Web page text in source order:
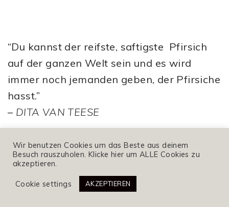
“Du kannst der reifste, saftigste Pfirsich
auf der ganzen Welt sein und es wird
immer noch jemanden geben, der Pfirsiche
hasst.”
– DITA VAN TEESE
Wir benutzen Cookies um das Beste aus deinem
Besuch rauszuholen. Klicke hier um ALLE Cookies zu
akzeptieren.
Cookie settings AKZEPTIEREN